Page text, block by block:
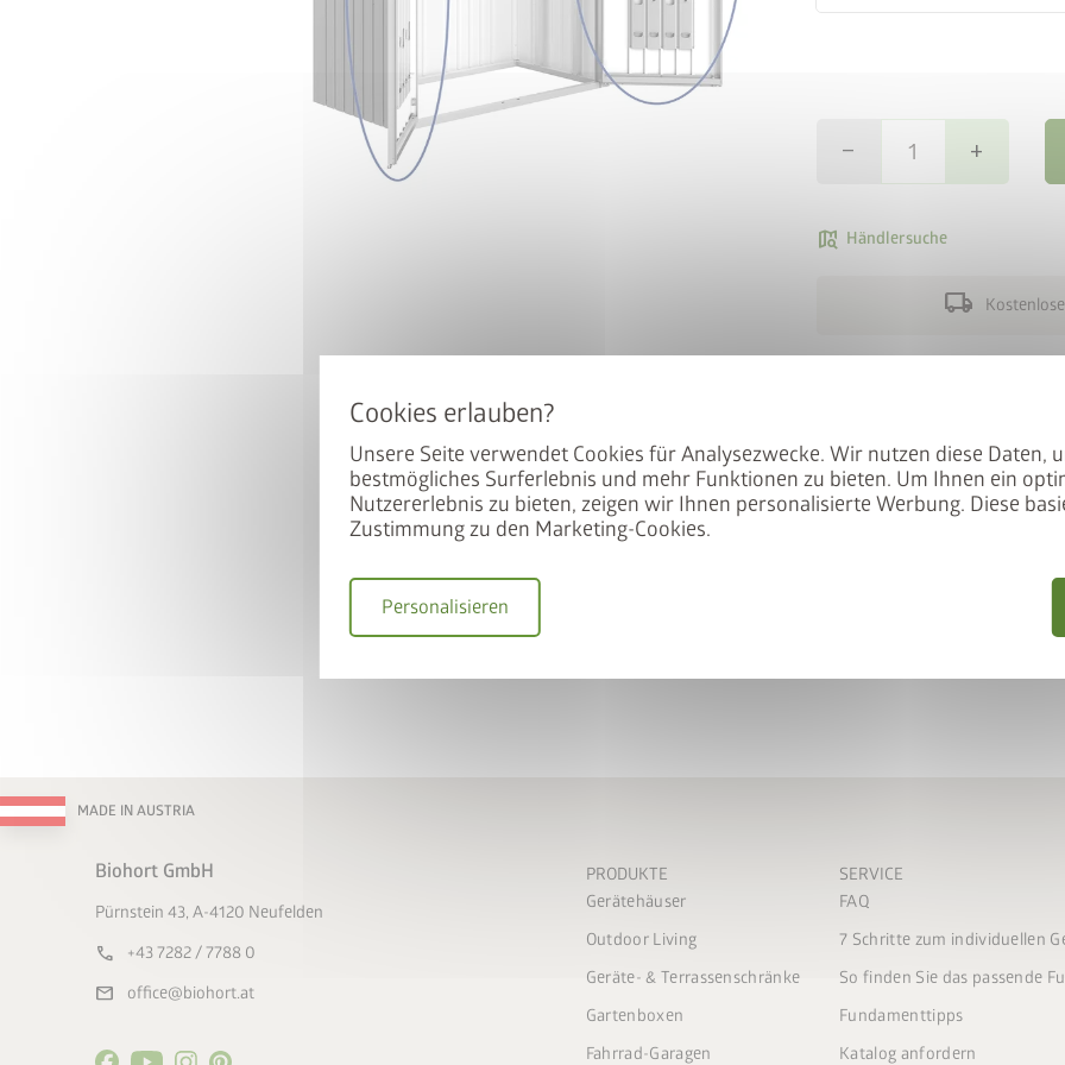
Unsere Seite verwendet Cookies für Analysezwecke. Wir nutzen diese Daten,
bestmögliches Surferlebnis und mehr Funktionen zu bieten. Um Ihnen ein
Nutzererlebnis zu bieten, zeigen wir Ihnen personalisierte Werbung. Diese
Zustimmung zu den Marketing-Cookies.
Personalisieren
remove add
map_search Händlersuche
local_shipping
Das Woodstock Türpaket
schützt Ihr Kaminholz vor
um das auch nachträglich
Woodstock ebenso gut als
Blumentöpfe und Co.
Türinnenseite schafft
MADE IN AUSTRIA
Biohort GmbH
Pürnstein 43, A-4120 Neufelden
call +43 7282 / 7788 0
mail office@biohort.at
PRODUKTE
Gerätehäuser
Outdoor Living
Geräte- & Terrassenschränke
Gartenboxen
Fahrrad-Garagen
SERVICE
FAQ
7 Schritte zum individuellen
So finden Sie das passende
Fundamenttipps
Katalog anfordern
Melden Sie sich jetzt für unseren Newsletter an und
landen Sie automatisch im Lostopf.
E-Mail
Hiermit akzeptiere ich
dieDatenschutzbestimmungen
Hiermit akzeptiere ich die